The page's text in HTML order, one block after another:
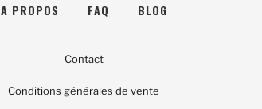
A PROPOS FAQ BLOG
Contact
Conditions générales de vente